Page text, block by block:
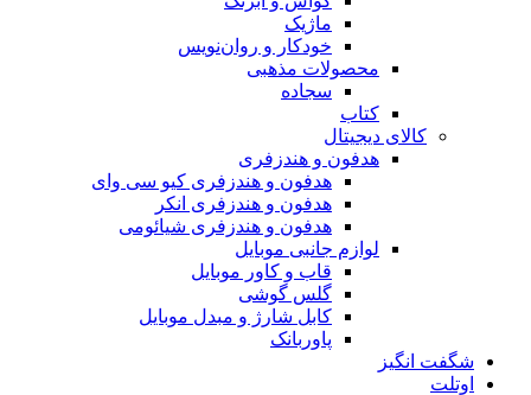
ماژیک
خودکار و روان‌نویس
محصولات مذهبی
سجاده
کتاب
کالای دیجیتال
هدفون و هندزفری
هدفون و هندزفری کیو سی وای
هدفون و هندزفری انکر
هدفون و هندزفری شیائومی
لوازم جانبی موبایل
قاب و کاور موبایل
گلس گوشی
کابل شارژ و مبدل موبایل
پاوربانک
شگفت انگیز
اوتلت